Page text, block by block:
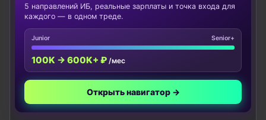
5 направлений ИБ, реальные зарплаты и точка входа для
каждого — в одном треде.
Junior Senior+
100K → 600K+ ₽ /мес
Открыть навигатор →